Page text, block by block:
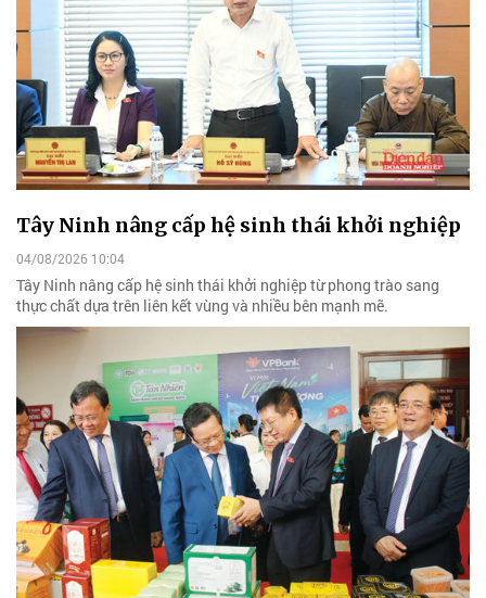
Tây Ninh nâng cấp hệ sinh thái khởi nghiệp
04/08/2026 10:04
Tây Ninh nâng cấp hệ sinh thái khởi nghiệp từ phong trào sang
thực chất dựa trên liên kết vùng và nhiều bên mạnh mẽ.